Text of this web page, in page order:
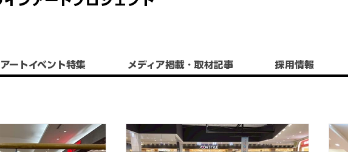
アートイベント特集 ​メディア掲載・取材記事 採用情報